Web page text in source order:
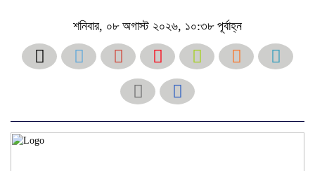
শনিবার, ০৮ অগাস্ট ২০২৬, ১০:৩৮ পূর্বাহ্ন